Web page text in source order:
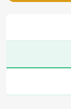
Знания в тестах
Настолка
Стихи